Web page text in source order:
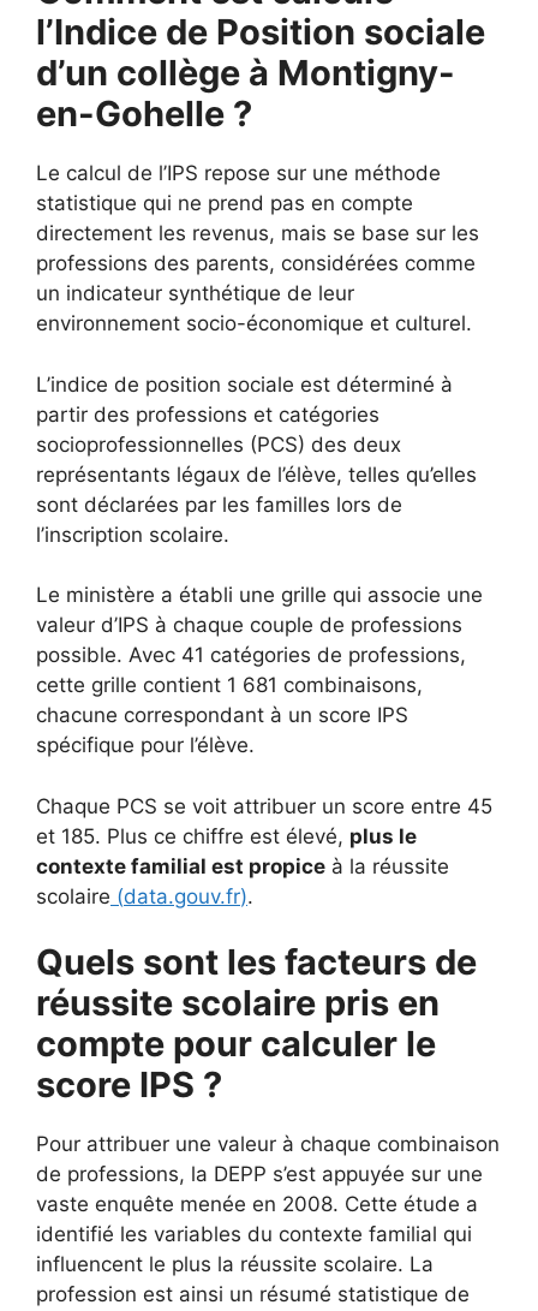
l’Indice de Position sociale
d’un collège à Montigny-
en-Gohelle ?
Le calcul de l’IPS repose sur une méthode
statistique qui ne prend pas en compte
directement les revenus, mais se base sur les
professions des parents, considérées comme
un indicateur synthétique de leur
environnement socio-économique et culturel.
L’indice de position sociale est déterminé à
partir des professions et catégories
socioprofessionnelles (PCS) des deux
représentants légaux de l’élève, telles qu’elles
sont déclarées par les familles lors de
l’inscription scolaire.
Le ministère a établi une grille qui associe une
valeur d’IPS à chaque couple de professions
possible. Avec 41 catégories de professions,
cette grille contient 1 681 combinaisons,
chacune correspondant à un score IPS
spécifique pour l’élève.
Chaque PCS se voit attribuer un score entre 45
et 185. Plus ce chiffre est élevé, plus le
contexte familial est propice à la réussite
scolaire (data.gouv.fr).
Quels sont les facteurs de
réussite scolaire pris en
compte pour calculer le
score IPS ?
Pour attribuer une valeur à chaque combinaison
de professions, la DEPP s’est appuyée sur une
vaste enquête menée en 2008. Cette étude a
identifié les variables du contexte familial qui
influencent le plus la réussite scolaire. La
profession est ainsi un résumé statistique de